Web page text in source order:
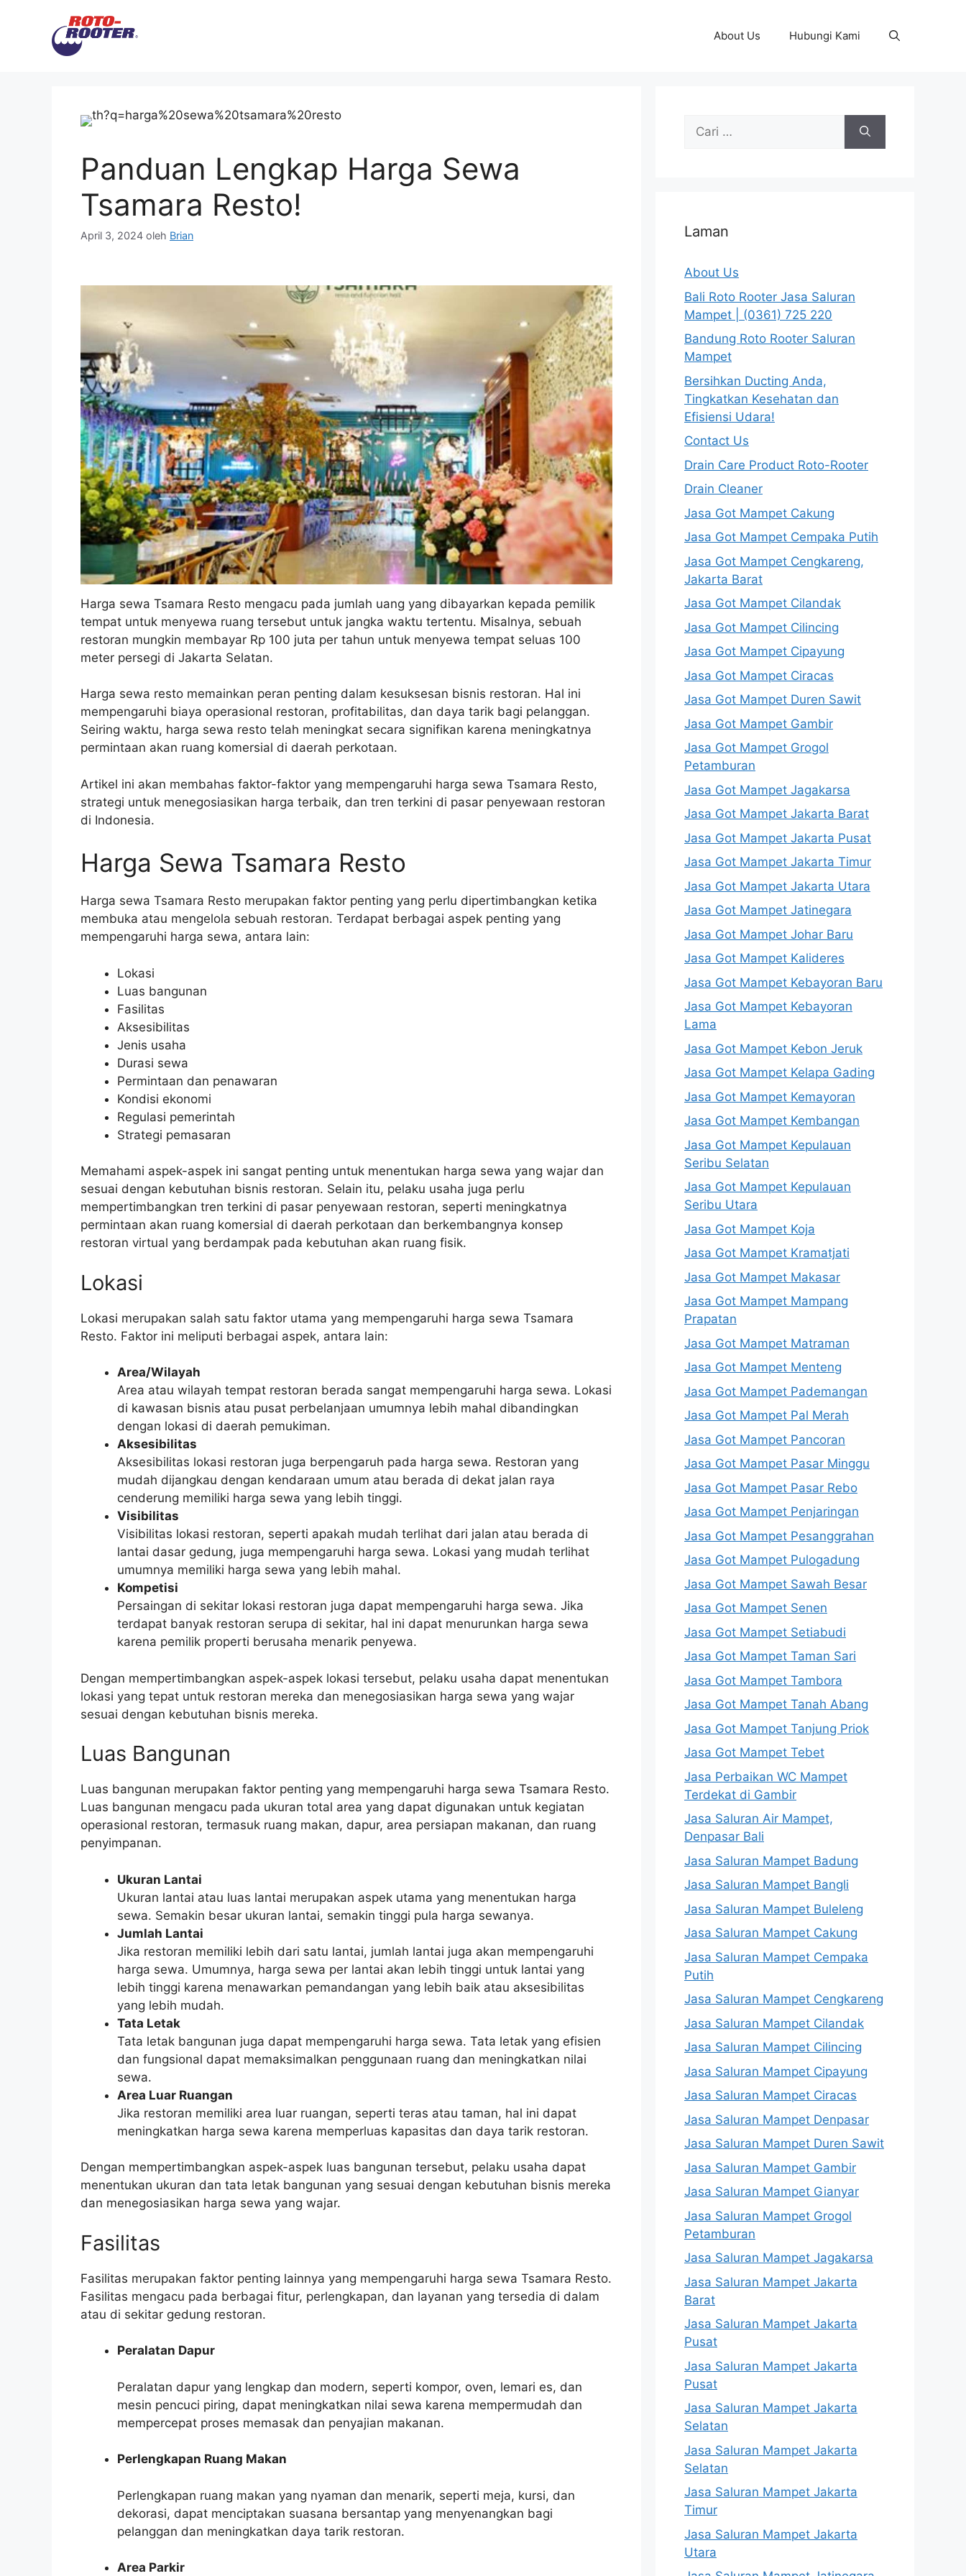
About Us Hubungi Kami
Panduan Lengkap Harga Sewa
Tsamara Resto!
April 3, 2024 oleh Brian
Harga sewa Tsamara Resto mengacu pada jumlah uang yang dibayarkan kepada pemilik
tempat untuk menyewa ruang tersebut untuk jangka waktu tertentu. Misalnya, sebuah
restoran mungkin membayar Rp 100 juta per tahun untuk menyewa tempat seluas 100
meter persegi di Jakarta Selatan.
Harga sewa resto memainkan peran penting dalam kesuksesan bisnis restoran. Hal ini
mempengaruhi biaya operasional restoran, profitabilitas, dan daya tarik bagi pelanggan.
Seiring waktu, harga sewa resto telah meningkat secara signifikan karena meningkatnya
permintaan akan ruang komersial di daerah perkotaan.
Artikel ini akan membahas faktor-faktor yang mempengaruhi harga sewa Tsamara Resto,
strategi untuk menegosiasikan harga terbaik, dan tren terkini di pasar penyewaan restoran
di Indonesia.
Harga Sewa Tsamara Resto
Harga sewa Tsamara Resto merupakan faktor penting yang perlu dipertimbangkan ketika
membuka atau mengelola sebuah restoran. Terdapat berbagai aspek penting yang
mempengaruhi harga sewa, antara lain:
Lokasi
Luas bangunan
Fasilitas
Aksesibilitas
Jenis usaha
Durasi sewa
Permintaan dan penawaran
Kondisi ekonomi
Regulasi pemerintah
Strategi pemasaran
Memahami aspek-aspek ini sangat penting untuk menentukan harga sewa yang wajar dan
sesuai dengan kebutuhan bisnis restoran. Selain itu, pelaku usaha juga perlu
mempertimbangkan tren terkini di pasar penyewaan restoran, seperti meningkatnya
permintaan akan ruang komersial di daerah perkotaan dan berkembangnya konsep
restoran virtual yang berdampak pada kebutuhan akan ruang fisik.
Lokasi
Lokasi merupakan salah satu faktor utama yang mempengaruhi harga sewa Tsamara
Resto. Faktor ini meliputi berbagai aspek, antara lain:
Area/Wilayah
Area atau wilayah tempat restoran berada sangat mempengaruhi harga sewa. Lokasi
di kawasan bisnis atau pusat perbelanjaan umumnya lebih mahal dibandingkan
dengan lokasi di daerah pemukiman.
Aksesibilitas
Aksesibilitas lokasi restoran juga berpengaruh pada harga sewa. Restoran yang
mudah dijangkau dengan kendaraan umum atau berada di dekat jalan raya
cenderung memiliki harga sewa yang lebih tinggi.
Visibilitas
Visibilitas lokasi restoran, seperti apakah mudah terlihat dari jalan atau berada di
lantai dasar gedung, juga mempengaruhi harga sewa. Lokasi yang mudah terlihat
umumnya memiliki harga sewa yang lebih mahal.
Kompetisi
Persaingan di sekitar lokasi restoran juga dapat mempengaruhi harga sewa. Jika
terdapat banyak restoran serupa di sekitar, hal ini dapat menurunkan harga sewa
karena pemilik properti berusaha menarik penyewa.
Dengan mempertimbangkan aspek-aspek lokasi tersebut, pelaku usaha dapat menentukan
lokasi yang tepat untuk restoran mereka dan menegosiasikan harga sewa yang wajar
sesuai dengan kebutuhan bisnis mereka.
Luas Bangunan
Luas bangunan merupakan faktor penting yang mempengaruhi harga sewa Tsamara Resto.
Luas bangunan mengacu pada ukuran total area yang dapat digunakan untuk kegiatan
operasional restoran, termasuk ruang makan, dapur, area persiapan makanan, dan ruang
penyimpanan.
Ukuran Lantai
Ukuran lantai atau luas lantai merupakan aspek utama yang menentukan harga
sewa. Semakin besar ukuran lantai, semakin tinggi pula harga sewanya.
Jumlah Lantai
Jika restoran memiliki lebih dari satu lantai, jumlah lantai juga akan mempengaruhi
harga sewa. Umumnya, harga sewa per lantai akan lebih tinggi untuk lantai yang
lebih tinggi karena menawarkan pemandangan yang lebih baik atau aksesibilitas
yang lebih mudah.
Tata Letak
Tata letak bangunan juga dapat mempengaruhi harga sewa. Tata letak yang efisien
dan fungsional dapat memaksimalkan penggunaan ruang dan meningkatkan nilai
sewa.
Area Luar Ruangan
Jika restoran memiliki area luar ruangan, seperti teras atau taman, hal ini dapat
meningkatkan harga sewa karena memperluas kapasitas dan daya tarik restoran.
Dengan mempertimbangkan aspek-aspek luas bangunan tersebut, pelaku usaha dapat
menentukan ukuran dan tata letak bangunan yang sesuai dengan kebutuhan bisnis mereka
dan menegosiasikan harga sewa yang wajar.
Fasilitas
Fasilitas merupakan faktor penting lainnya yang mempengaruhi harga sewa Tsamara Resto.
Fasilitas mengacu pada berbagai fitur, perlengkapan, dan layanan yang tersedia di dalam
atau di sekitar gedung restoran.
Peralatan Dapur
Peralatan dapur yang lengkap dan modern, seperti kompor, oven, lemari es, dan
mesin pencuci piring, dapat meningkatkan nilai sewa karena mempermudah dan
mempercepat proses memasak dan penyajian makanan.
Perlengkapan Ruang Makan
Perlengkapan ruang makan yang nyaman dan menarik, seperti meja, kursi, dan
dekorasi, dapat menciptakan suasana bersantap yang menyenangkan bagi
pelanggan dan meningkatkan daya tarik restoran.
Area Parkir
Cari
Laman
About Us
Bali Roto Rooter Jasa Saluran
Mampet | (0361) 725 220
Bandung Roto Rooter Saluran
Mampet
Bersihkan Ducting Anda,
Tingkatkan Kesehatan dan
Efisiensi Udara!
Contact Us
Drain Care Product Roto-Rooter
Drain Cleaner
Jasa Got Mampet Cakung
Jasa Got Mampet Cempaka Putih
Jasa Got Mampet Cengkareng,
Jakarta Barat
Jasa Got Mampet Cilandak
Jasa Got Mampet Cilincing
Jasa Got Mampet Cipayung
Jasa Got Mampet Ciracas
Jasa Got Mampet Duren Sawit
Jasa Got Mampet Gambir
Jasa Got Mampet Grogol
Petamburan
Jasa Got Mampet Jagakarsa
Jasa Got Mampet Jakarta Barat
Jasa Got Mampet Jakarta Pusat
Jasa Got Mampet Jakarta Timur
Jasa Got Mampet Jakarta Utara
Jasa Got Mampet Jatinegara
Jasa Got Mampet Johar Baru
Jasa Got Mampet Kalideres
Jasa Got Mampet Kebayoran Baru
Jasa Got Mampet Kebayoran
Lama
Jasa Got Mampet Kebon Jeruk
Jasa Got Mampet Kelapa Gading
Jasa Got Mampet Kemayoran
Jasa Got Mampet Kembangan
Jasa Got Mampet Kepulauan
Seribu Selatan
Jasa Got Mampet Kepulauan
Seribu Utara
Jasa Got Mampet Koja
Jasa Got Mampet Kramatjati
Jasa Got Mampet Makasar
Jasa Got Mampet Mampang
Prapatan
Jasa Got Mampet Matraman
Jasa Got Mampet Menteng
Jasa Got Mampet Pademangan
Jasa Got Mampet Pal Merah
Jasa Got Mampet Pancoran
Jasa Got Mampet Pasar Minggu
Jasa Got Mampet Pasar Rebo
Jasa Got Mampet Penjaringan
Jasa Got Mampet Pesanggrahan
Jasa Got Mampet Pulogadung
Jasa Got Mampet Sawah Besar
Jasa Got Mampet Senen
Jasa Got Mampet Setiabudi
Jasa Got Mampet Taman Sari
Jasa Got Mampet Tambora
Jasa Got Mampet Tanah Abang
Jasa Got Mampet Tanjung Priok
Jasa Got Mampet Tebet
Jasa Perbaikan WC Mampet
Terdekat di Gambir
Jasa Saluran Air Mampet,
Denpasar Bali
Jasa Saluran Mampet Badung
Jasa Saluran Mampet Bangli
Jasa Saluran Mampet Buleleng
Jasa Saluran Mampet Cakung
Jasa Saluran Mampet Cempaka
Putih
Jasa Saluran Mampet Cengkareng
Jasa Saluran Mampet Cilandak
Jasa Saluran Mampet Cilincing
Jasa Saluran Mampet Cipayung
Jasa Saluran Mampet Ciracas
Jasa Saluran Mampet Denpasar
Jasa Saluran Mampet Duren Sawit
Jasa Saluran Mampet Gambir
Jasa Saluran Mampet Gianyar
Jasa Saluran Mampet Grogol
Petamburan
Jasa Saluran Mampet Jagakarsa
Jasa Saluran Mampet Jakarta
Barat
Jasa Saluran Mampet Jakarta
Pusat
Jasa Saluran Mampet Jakarta
Pusat
Jasa Saluran Mampet Jakarta
Selatan
Jasa Saluran Mampet Jakarta
Selatan
Jasa Saluran Mampet Jakarta
Timur
Jasa Saluran Mampet Jakarta
Utara